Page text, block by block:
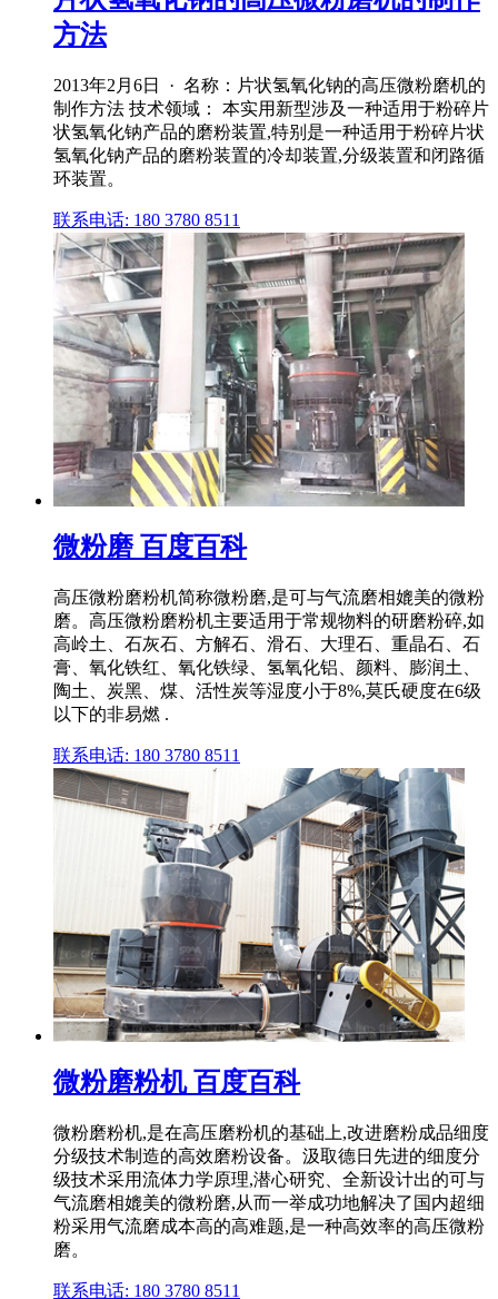
方法
2013年2月6日 · 名称：片状氢氧化钠的高压微粉磨机的
制作方法 技术领域： 本实用新型涉及一种适用于粉碎片
状氢氧化钠产品的磨粉装置,特别是一种适用于粉碎片状
氢氧化钠产品的磨粉装置的冷却装置,分级装置和闭路循
环装置。
联系电话: 180 3780 8511
微粉磨 百度百科
高压微粉磨粉机简称微粉磨,是可与气流磨相媲美的微粉
磨。高压微粉磨粉机主要适用于常规物料的研磨粉碎,如
高岭土、石灰石、方解石、滑石、大理石、重晶石、石
膏、氧化铁红、氧化铁绿、氢氧化铝、颜料、膨润土、
陶土、炭黑、煤、活性炭等湿度小于8%,莫氏硬度在6级
以下的非易燃 .
联系电话: 180 3780 8511
微粉磨粉机 百度百科
微粉磨粉机,是在高压磨粉机的基础上,改进磨粉成品细度
分级技术制造的高效磨粉设备。汲取德日先进的细度分
级技术采用流体力学原理,潜心研究、全新设计出的可与
气流磨相媲美的微粉磨,从而一举成功地解决了国内超细
粉采用气流磨成本高的高难题,是一种高效率的高压微粉
磨。
联系电话: 180 3780 8511